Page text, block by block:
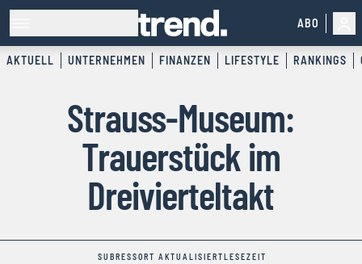
ABO
AKTUELL UNTERNEHMEN FINANZEN LIFESTYLE RANKINGS
Strauss-Museum:
Trauerstück im
Dreivierteltakt
SUBRESSORT AKTUALISIERTLESEZEIT